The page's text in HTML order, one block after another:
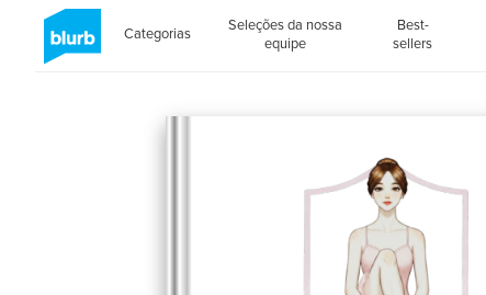
Categorias
Seleções da nossa
equipe
Best-
sellers